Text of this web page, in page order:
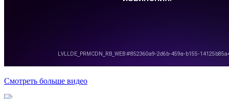
Смотреть больше видео